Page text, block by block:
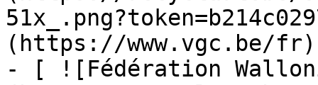
(https://www.vgc.be/fr)
- [ ![Fédération